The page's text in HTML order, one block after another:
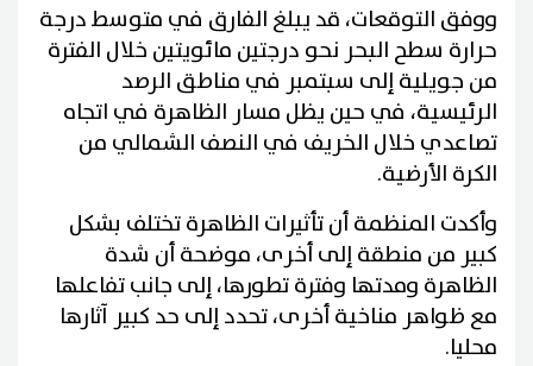
ووفق التوقعات، قد يبلغ الفارق في متوسط درجة
حرارة سطح البحر نحو درجتين مائويتين خلال الفترة
من جويلية إلى سبتمبر في مناطق الرصد
الرئيسية، في حين يظل مسار الظاهرة في اتجاه
تصاعدي خلال الخريف في النصف الشمالي من
الكرة الأرضية.
وأكدت المنظمة أن تأثيرات الظاهرة تختلف بشكل
كبير من منطقة إلى أخرى، موضحة أن شدة
الظاهرة ومدتها وفترة تطورها، إلى جانب تفاعلها
مع ظواهر مناخية أخرى، تحدد إلى حد كبير آثارها
محليا.